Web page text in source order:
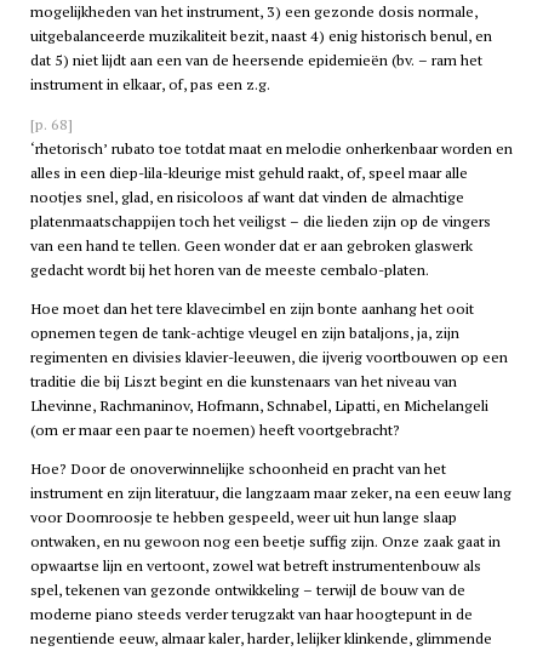
mogelijkheden van het instrument, 3) een gezonde dosis normale,
uitgebalanceerde muzikaliteit bezit, naast 4) enig historisch benul, en
dat 5) niet lijdt aan een van de heersende epidemieën (bv. – ram het
instrument in elkaar, of, pas een z.g.
[p. 68]
‘rhetorisch’ rubato toe totdat maat en melodie onherkenbaar worden en
alles in een diep-lila-kleurige mist gehuld raakt, of, speel maar alle
nootjes snel, glad, en risicoloos af want dat vinden de almachtige
platenmaatschappijen toch het veiligst – die lieden zijn op de vingers
van een hand te tellen. Geen wonder dat er aan gebroken glaswerk
gedacht wordt bij het horen van de meeste cembalo-platen.
Hoe moet dan het tere klavecimbel en zijn bonte aanhang het ooit
opnemen tegen de tank-achtige vleugel en zijn bataljons, ja, zijn
regimenten en divisies klavier-leeuwen, die ijverig voortbouwen op een
traditie die bij Liszt begint en die kunstenaars van het niveau van
Lhevinne, Rachmaninov, Hofmann, Schnabel, Lipatti, en Michelangeli
(om er maar een paar te noemen) heeft voortgebracht?
Hoe? Door de onoverwinnelijke schoonheid en pracht van het
instrument en zijn literatuur, die langzaam maar zeker, na een eeuw lang
voor Doornroosje te hebben gespeeld, weer uit hun lange slaap
ontwaken, en nu gewoon nog een beetje suffig zijn. Onze zaak gaat in
opwaartse lijn en vertoont, zowel wat betreft instrumentenbouw als
spel, tekenen van gezonde ontwikkeling – terwijl de bouw van de
moderne piano steeds verder terugzakt van haar hoogtepunt in de
negentiende eeuw, almaar kaler, harder, lelijker klinkende, glimmende